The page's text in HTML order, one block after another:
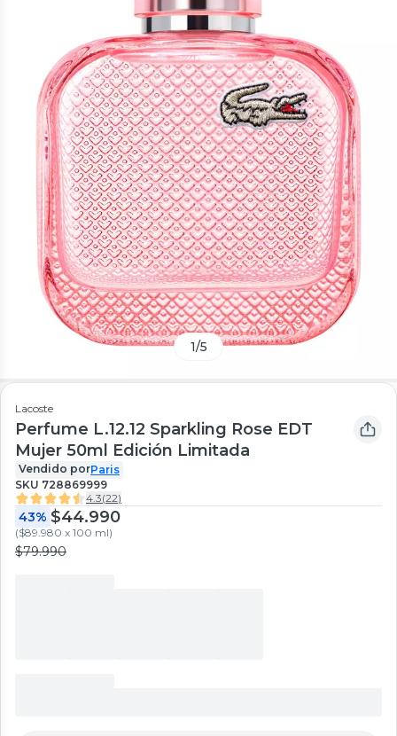
1/5
Lacoste
Perfume L.12.12 Sparkling Rose EDT
Mujer 50ml Edición Limitada
Vendido porParis
SKU 728869999
4.3(22)
43% $44.990
($89.980 x 100 ml)
$79.990